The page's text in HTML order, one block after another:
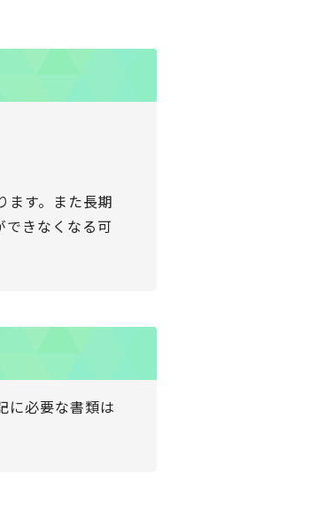
ます。また長期
できなくなる可
に必要な書類は